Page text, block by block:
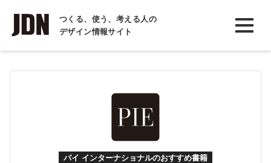
つくる、使う、考える人の
デザイン情報サイト
INTERVIEW
インタビュー
REPORT
パイ インターナショナルのおすすめ書籍